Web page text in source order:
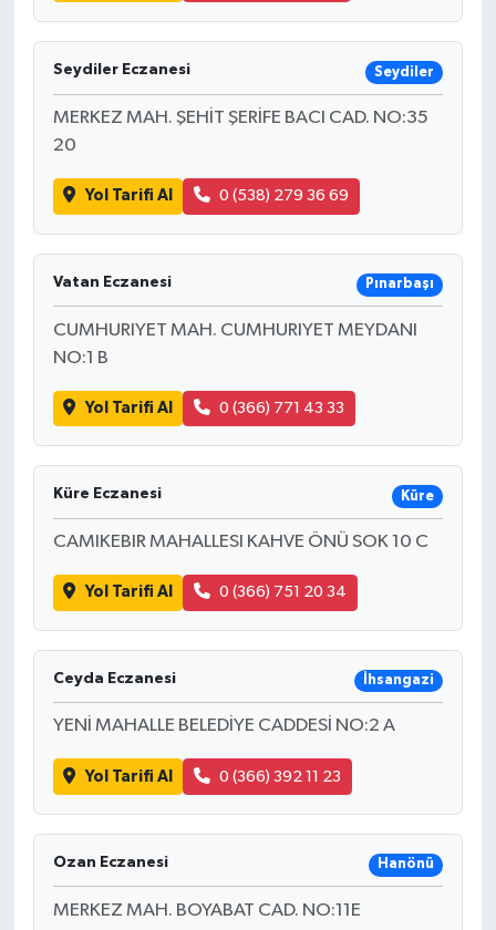
Seydiler Eczanesi Seydiler
MERKEZ MAH. ŞEHİT ŞERİFE BACI CAD. NO:35
20
Yol Tarifi Al 0 (538) 279 36 69
Vatan Eczanesi Pınarbaşı
CUMHURIYET MAH. CUMHURIYET MEYDANI
NO:1 B
Yol Tarifi Al 0 (366) 771 43 33
Küre Eczanesi Küre
CAMIKEBIR MAHALLESI KAHVE ÖNÜ SOK 10 C
Yol Tarifi Al 0 (366) 751 20 34
Ceyda Eczanesi İhsangazi
YENİ MAHALLE BELEDİYE CADDESİ NO:2 A
Yol Tarifi Al 0 (366) 392 11 23
Ozan Eczanesi Hanönü
MERKEZ MAH. BOYABAT CAD. NO:11E